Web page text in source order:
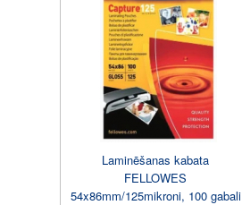
Laminēšanas kabata
FELLOWES
54x86mm/125mikroni, 100 gabali